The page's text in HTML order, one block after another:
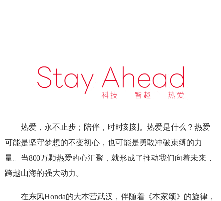
热爱，永不止步；陪伴，时时刻刻。热爱是什么？热爱
可能是坚守梦想的不变初心，也可能是勇敢冲破束缚的力
量。当800万颗热爱的心汇聚，就形成了推动我们向着未来，
跨越山海的强大动力。
在东风Honda的大本营武汉，伴随着《本家颂》的旋律，